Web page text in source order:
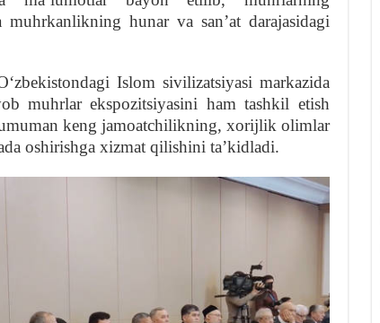
muhrkanlikning hunar va sanʼat darajasidagi
Islom sivilizatsiyasi markazida
muhrlar ekspozitsiyasini ham tashkil etish
keng jamoatchilikning, xorijlik olimlar
oshirishga xizmat qilishini taʼkidladi.